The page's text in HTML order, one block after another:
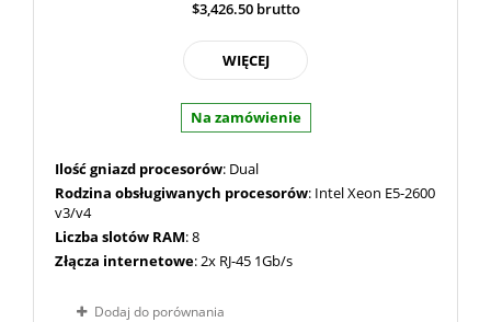
$3,426.50 brutto
WIĘCEJ
Na zamówienie
Ilość gniazd procesorów: Dual
Rodzina obsługiwanych procesorów: Intel Xeon E5-2600
v3/v4
Liczba slotów RAM: 8
Złącza internetowe: 2x RJ-45 1Gb/s
Dodaj do porównania